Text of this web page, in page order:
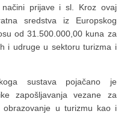
načini prijave i sl. Kroz ovaj
sredstva iz Europskog
od 31.500.000,00 kuna za
i udruge u sektoru turizma i
sustava pojačano je
zapošljavanja vezane za
obrazovanje u turizmu kao i